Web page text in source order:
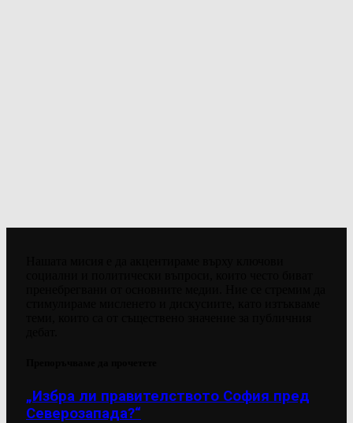
„Избра ли правителството София пред
Северозапада?“